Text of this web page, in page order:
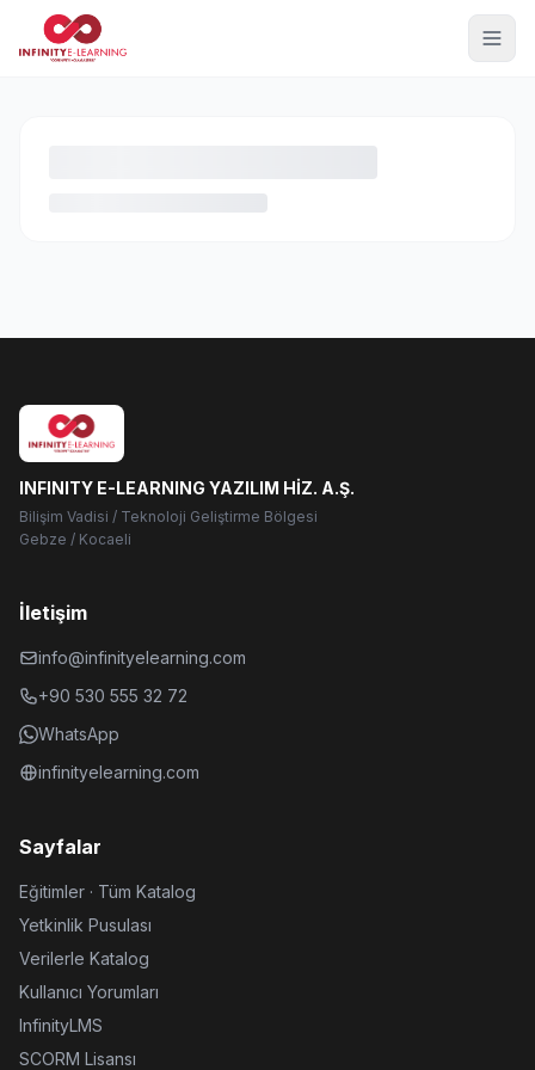
INFINITY E-LEARNING YAZILIM HİZ. A.Ş.
Bilişim Vadisi / Teknoloji Geliştirme Bölgesi
Gebze / Kocaeli
İletişim
info@infinityelearning.com
+90 530 555 32 72
WhatsApp
infinityelearning.com
Sayfalar
Eğitimler · Tüm Katalog
Yetkinlik Pusulası
Verilerle Katalog
Kullanıcı Yorumları
InfinityLMS
SCORM Lisansı